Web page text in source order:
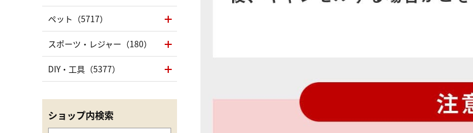
ペット（5717）
スポーツ・レジャー（180）
DIY・工具（5377）
ショップ内検索